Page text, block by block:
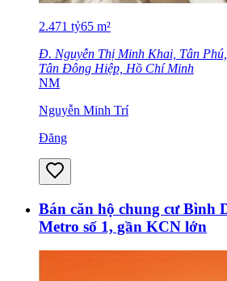
2.471 tỷ65 m²
Đ. Nguyễn Thị Minh Khai, Tân
Tân Đông Hiệp, Hồ Chí Minh
NM
Nguyễn Minh Trí
Đăng
Bán căn hộ chung cư Bình
Metro số 1, gần KCN lớn